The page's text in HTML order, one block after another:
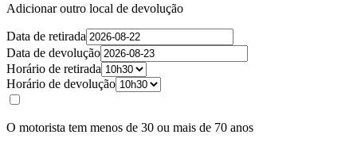
Adicionar outro local de devolução
Data de retirada
Data de devolução
Horário de retirada
Horário de devolução
O motorista tem menos de 30 ou mais de 70 anos